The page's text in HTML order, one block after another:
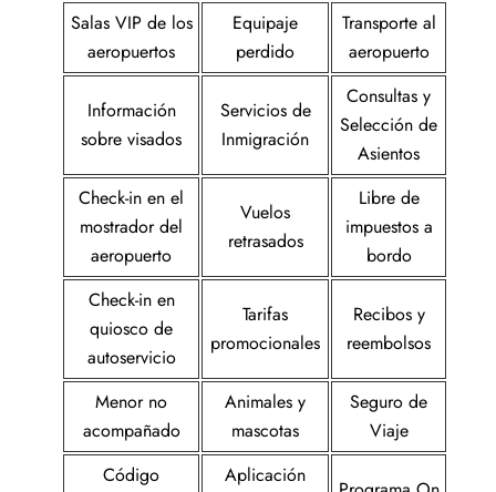
Salas VIP de los
aeropuertos
Equipaje
perdido
Transporte al
aeropuerto
Información
sobre visados
Servicios de
Inmigración
Consultas y
Selección de
Asientos
Check-in en el
mostrador del
aeropuerto
Vuelos
retrasados
Libre de
impuestos a
bordo
Check-in en
quiosco de
autoservicio
Tarifas
promocionales
Recibos y
reembolsos
Menor no
acompañado
Animales y
mascotas
Seguro de
Viaje
Código
Aplicación